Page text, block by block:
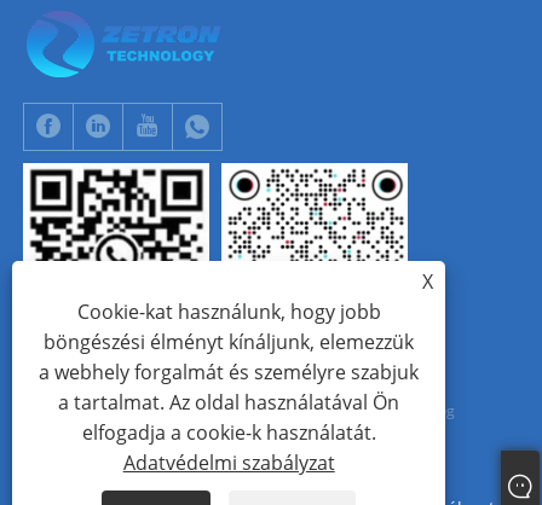
WhatsApp Tik Tok
Copyright © 2024 Beijing Zetron Technology Co., Ltd. Minden jog
X
Cookie-kat használunk, hogy jobb
böngészési élményt kínáljunk, elemezzük
a webhely forgalmát és személyre szabjuk
a tartalmat. Az oldal használatával Ön
elfogadja a cookie-k használatát.
Adatvédelmi szabályzat